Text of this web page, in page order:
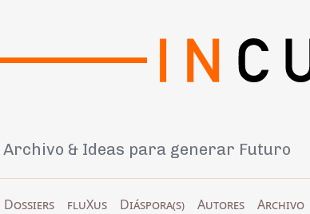
Archivo & Ideas para generar Futuro
Dossiers fluXus Diáspora(s) Autores Archivo